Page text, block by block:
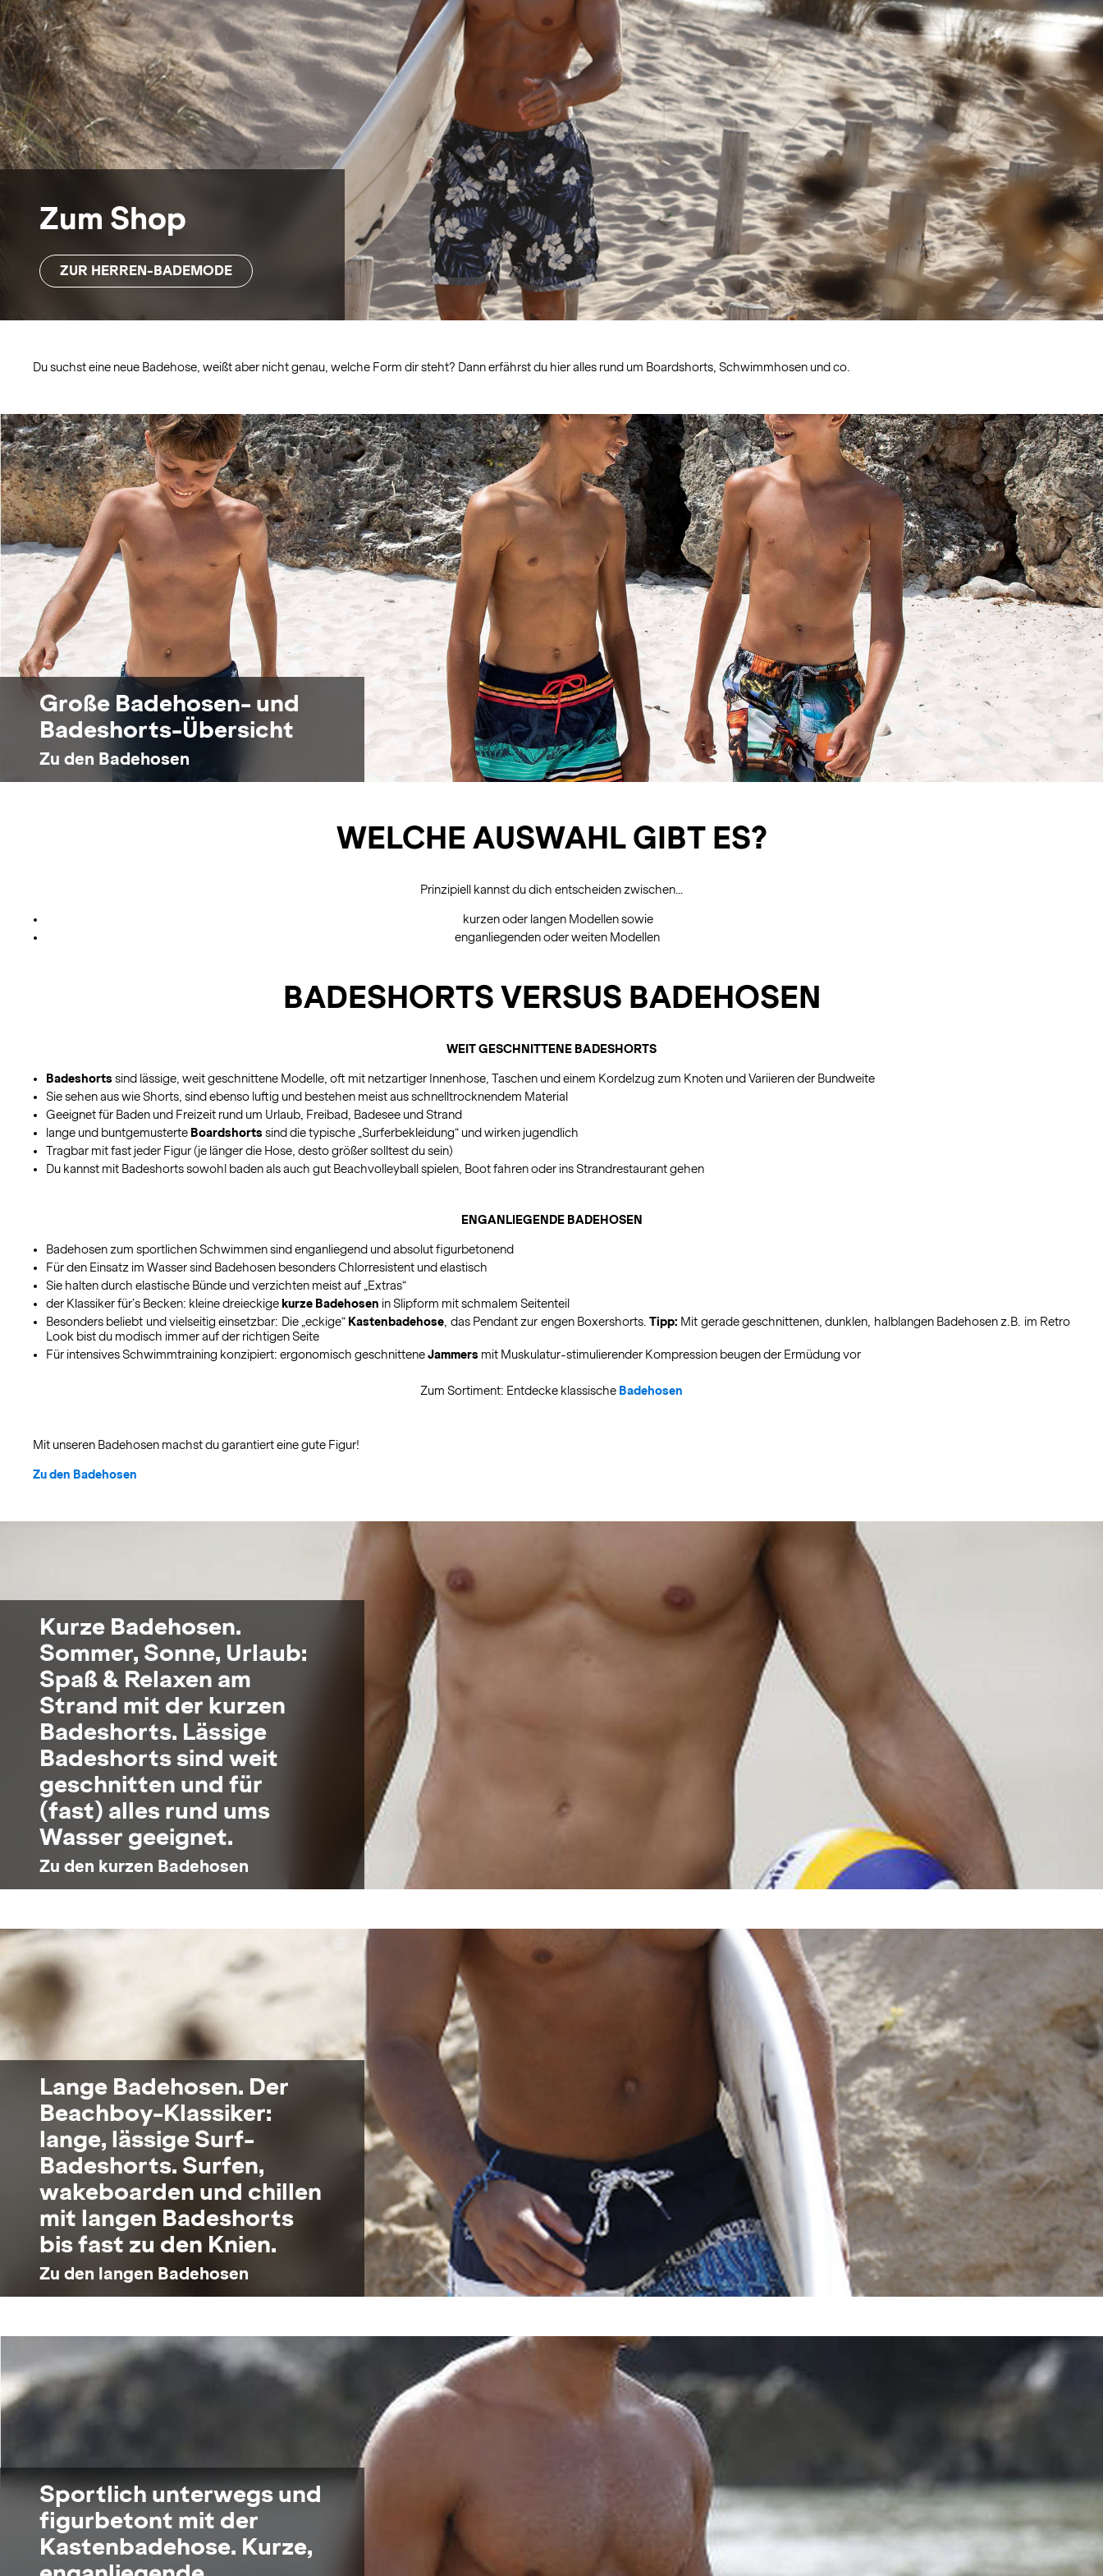
Zum Shop
ZUR HERREN-BADEMODE
Du suchst eine neue Badehose, weißt aber nicht genau, welche Form dir steht? Dann erfährst du hier alles rund um Boardshorts, Schwimmhosen und co.
Große Badehosen- und
Badeshorts-Übersicht
Zu den Badehosen
WELCHE AUSWAHL GIBT ES?
Prinzipiell kannst du dich entscheiden zwischen…
kurzen oder langen Modellen sowie
enganliegenden oder weiten Modellen
BADESHORTS VERSUS BADEHOSEN
WEIT GESCHNITTENE BADESHORTS
Badeshorts sind lässige, weit geschnittene Modelle, oft mit netzartiger Innenhose, Taschen und einem Kordelzug zum Knoten und Variieren der Bundweite
Sie sehen aus wie Shorts, sind ebenso luftig und bestehen meist aus schnelltrocknendem Material
Geeignet für Baden und Freizeit rund um Urlaub, Freibad, Badesee und Strand
lange und buntgemusterte Boardshorts sind die typische „Surferbekleidung“ und wirken jugendlich
Tragbar mit fast jeder Figur (je länger die Hose, desto größer solltest du sein)
Du kannst mit Badeshorts sowohl baden als auch gut Beachvolleyball spielen, Boot fahren oder ins Strandrestaurant gehen
ENGANLIEGENDE BADEHOSEN
Badehosen zum sportlichen Schwimmen sind enganliegend und absolut figurbetonend
Für den Einsatz im Wasser sind Badehosen besonders Chlorresistent und elastisch
Sie halten durch elastische Bünde und verzichten meist auf „Extras“
der Klassiker für’s Becken: kleine dreieckige kurze Badehosen in Slipform mit schmalem Seitenteil
Besonders beliebt und vielseitig einsetzbar: Die „eckige“ Kastenbadehose , das Pendant zur engen Boxershorts.Tipp: Mit gerade geschnittenen, dunklen, halblangen Badehosen z.B. im Retro
Look bist du modisch immer auf der richtigen Seite
Für intensives Schwimmtraining konzipiert: ergonomisch geschnitteneJammers mit Muskulatur-stimulierender Kompression beugen der Ermüdung vor
Zum Sortiment: Entdecke klassische Badehosen
Mit unseren Badehosen machst du garantiert eine gute Figur!
Zu den Badehosen
Kurze Badehosen.
Sommer, Sonne, Urlaub:
Spaß & Relaxen am
Strand mit der kurzen
Badeshorts. Lässige
Badeshorts sind weit
geschnitten und für
(fast) alles rund ums
Wasser geeignet.
Zu den kurzen Badehosen
Lange Badehosen. Der
Beachboy-Klassiker:
lange, lässige Surf-
Badeshorts. Surfen,
wakeboarden und chillen
mit langen Badeshorts
bis fast zu den Knien.
Zu den langen Badehosen
Sportlich unterwegs und
figurbetont mit der
Kastenbadehose. Kurze,